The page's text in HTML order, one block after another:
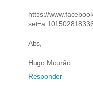
https://
Abs,
Hugo Mourão
Responder